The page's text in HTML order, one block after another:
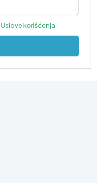
Uslove korišćenja